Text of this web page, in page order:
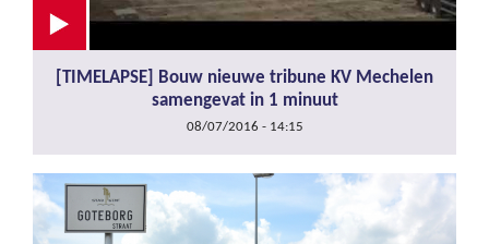
[TIMELAPSE] Bouw nieuwe tribune KV Mechelen
samengevat in 1 minuut
08/07/2016 - 14:15